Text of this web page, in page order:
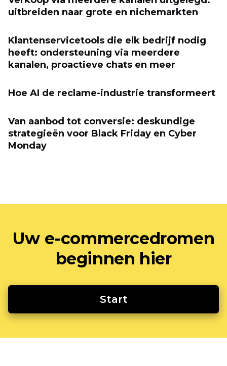
uitbreiden naar grote en nichemarkten
Klantenservicetools die elk bedrijf nodig
heeft: ondersteuning via meerdere
kanalen, proactieve chats en meer
Hoe AI de reclame-industrie transformeert
Van aanbod tot conversie: deskundige
strategieën voor Black Friday en Cyber ​​
Monday
Uw e-commercedromen
beginnen hier
Start